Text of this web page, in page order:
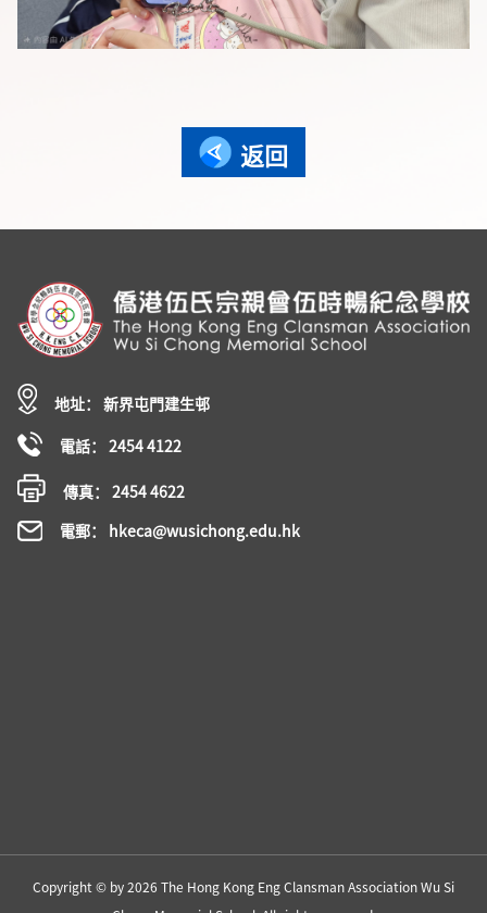
返回
地址： 新界屯門建生邨
電話： 2454 4122
傳真： 2454 4622
電郵： hkeca@wusichong.edu.hk
Copyright © by 2026 The Hong Kong Eng Clansman Association Wu Si